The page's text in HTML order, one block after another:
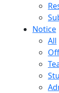
Notice
All